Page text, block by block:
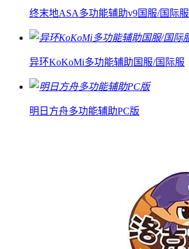
终末地ASA多功能辅助v9国服/国际服
异环KoKoMi多功能辅助国服/国际服
明日方舟多功能辅助PC版